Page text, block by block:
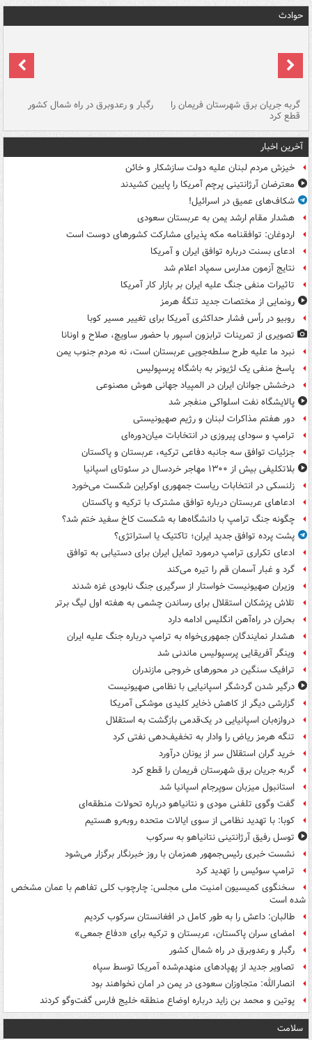
حوادث
گربه جریان برق شهرستان فریمان را
قطع کرد
رگبار و رعدوبرق در راه شمال کشور
آخرین اخبار
خیزش مردم لبنان علیه دولت سازشکار و خائن
معترضان آرژانتینی پرچم آمریکا را پایین کشیدند
شکاف‌های عمیق در اسرائیل!
هشدار مقام ارشد یمن به عربستان سعودی
اردوغان: توافقنامه مکه پذیرای مشارکت کشورهای دوست است
ادعای بسنت درباره توافق ایران و آمریکا
نتایج آزمون مدارس سمپاد اعلام شد
تاثیرات منفی جنگ علیه ایران بر بازار کار آمریکا
رونمایی از مختصات جدید تنگۀ هرمز
روبیو در رأس فشار حداکثری آمریکا برای تغییر مسیر کوبا
تصویری از تمرینات ترابزون اسپور با حضور ساویچ، صلاح و اونانا
نبرد ما علیه طرح سلطه‌جویی عربستان است، نه مردم جنوب یمن
پاسخ منفی یک لژیونر به باشگاه پرسپولیس
درخشش جوانان ایران در المپیاد جهانی هوش مصنوعی
پالایشگاه نفت اسلواکی منفجر شد
دور هفتم مذاکرات لبنان و رژیم صهیونیستی
ترامپ و سودای پیروزی در انتخابات میان‌دوره‌ای
جزئیات توافق سه جانبه دفاعی ترکیه، عربستان و پاکستان
بلاتکلیفی بیش از ۱۳۰۰ مهاجر خردسال در سئوتای اسپانیا
زلنسکی در انتخابات ریاست جمهوری اوکراین شکست می‌خورد
ادعاهای عربستان درباره توافق مشترک با ترکیه و پاکستان
چگونه جنگ ترامپ با دانشگاه‌ها به شکست کاخ سفید ختم شد؟
پشت پرده توافق جدید ایران؛ تاکتیک یا استراتژی؟
ادعای تکراری ترامپ درمورد تمایل ایران برای دستیابی به توافق
گرد و غبار آسمان قم را تیره می‌کند
وزیران صهیونیست خواستار از سرگیری جنگ نابودی غزه شدند
تلاش پزشکان استقلال برای رساندن چشمی به هفته اول لیگ برتر
بحران در راه‌آهن انگلیس ادامه دارد
هشدار نمایندگان جمهوری‌خواه به ترامپ درباره جنگ علیه ایران
وینگر آفریقایی پرسپولیس ماندنی شد
ترافیک سنگین در محورهای خروجی مازندران
درگیر شدن گردشگر اسپانیایی با نظامی صهیونیست
گزارشی دیگر از کاهش ذخایر کلیدی موشکی آمریکا
دروازه‌بان اسپانیایی در یک‌قدمی بازگشت به استقلال
تنگه هرمز ریاض را وادار به تخفیف‌دهی نفتی کرد
خرید گران استقلال سر از یونان درآورد
گربه جریان برق شهرستان فریمان را قطع کرد
استانبول میزبان سوپرجام اسپانیا شد
گفت وگوی تلفنی مودی و نتانیاهو درباره تحولات منطقه‌ای
کوبا: با تهدید نظامی از سوی ایالات متحده روبه‌رو هستیم
توسل رفیق آرژانتینی نتانیاهو به سرکوب
نشست خبری رئیس‌جمهور همزمان با روز خبرنگار برگزار می‌شود
ترامپ سوئیس را تهدید کرد
سخنگوی کمیسیون امنیت ملی مجلس: چارچوب کلی تفاهم با عمان مشخص
شده است
طالبان: داعش را به طور کامل در افغانستان سرکوب کردیم
امضای سران پاکستان، عربستان و ترکیه برای «دفاع جمعی»
رگبار و رعدوبرق در راه شمال کشور
تصاویر جدید از پهپادهای منهدم‌شده آمریکا توسط سپاه
انصارالله: متجاوزان سعودی در یمن در امان نخواهند بود
پوتین و محمد بن زاید درباره اوضاع منطقه خلیج فارس گفت‌وگو کردند
سلامت